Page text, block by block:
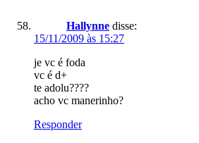
Hallynne disse:
15/11/2009 às 15:27
je vc é foda
vc é d+
te adolu????
acho vc manerinho?
Responder